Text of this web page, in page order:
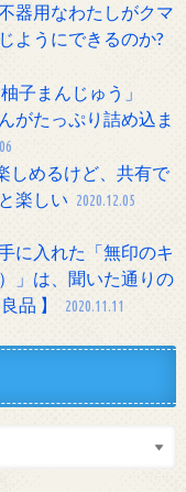
器用なわたしがクマ
ようにできるのか?
子まんじゅう」
がたっぷり詰め込ま
しめるけど、共有で
楽しい 2020.12.05
に入れた「無印のキ
」は、聞いた通りの
品 】
2020.11.11